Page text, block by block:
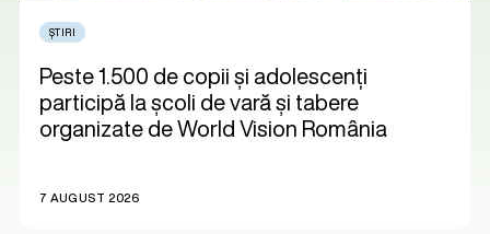
ȘTIRI
Peste 1.500 de copii și adolescenți
participă la școli de vară și tabere
organizate de World Vision România
7 AUGUST 2026